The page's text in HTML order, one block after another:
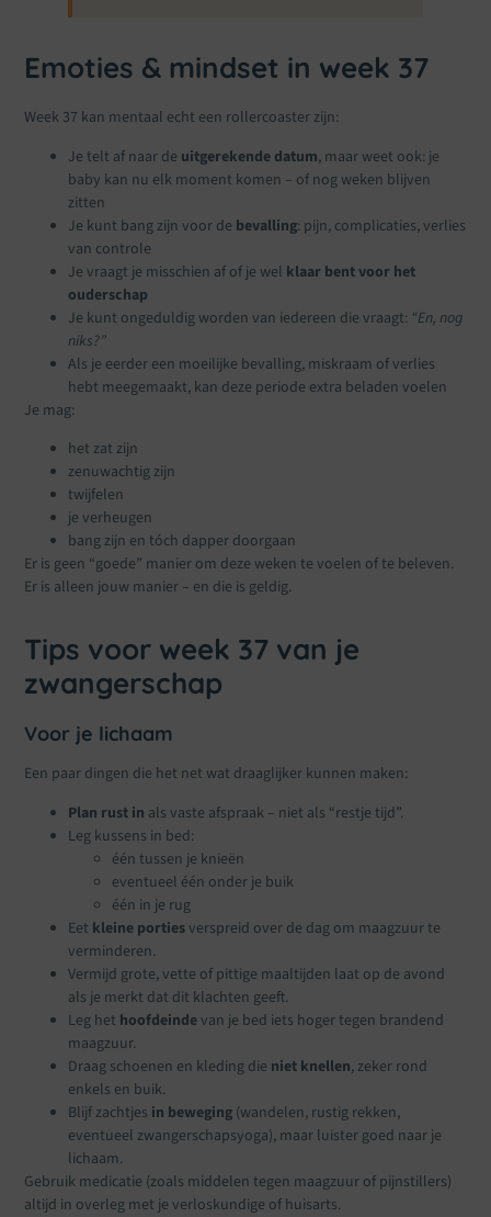
Emoties & mindset in week 37
Week 37 kan mentaal echt een rollercoaster zijn:
Je telt af naar de uitgerekende datum, maar weet ook: je
baby kan nu elk moment komen – of nog weken blijven
zitten
Je kunt bang zijn voor de bevalling: pijn, complicaties, verlies
van controle
Je vraagt je misschien af of je wel klaar bent voor het
ouderschap
Je kunt ongeduldig worden van iedereen die vraagt: “En, nog
niks?”
Als je eerder een moeilijke bevalling, miskraam of verlies
hebt meegemaakt, kan deze periode extra beladen voelen
Je mag:
het zat zijn
zenuwachtig zijn
twijfelen
je verheugen
bang zijn en tóch dapper doorgaan
Er is geen “goede” manier om deze weken te voelen of te beleven.
Er is alleen jouw manier – en die is geldig.
Tips voor week 37 van je
zwangerschap
Voor je lichaam
Een paar dingen die het net wat draaglijker kunnen maken:
Plan rust in als vaste afspraak – niet als “restje tijd”.
Leg kussens in bed:
één tussen je knieën
eventueel één onder je buik
één in je rug
Eet kleine portiesverspreid over de dag om maagzuur te
verminderen.
Vermijd grote, vette of pittige maaltijden laat op de avond
als je merkt dat dit klachten geeft.
Leg het hoofdeindevan je bed iets hoger tegen brandend
maagzuur.
Draag schoenen en kleding die niet knellen, zeker rond
enkels en buik.
Blijf zachtjes in beweging (wandelen, rustig rekken,
eventueel zwangerschapsyoga), maar luister goed naar je
lichaam.
Gebruik medicatie (zoals middelen tegen maagzuur of pijnstillers)
altijd in overleg met je verloskundige of huisarts.